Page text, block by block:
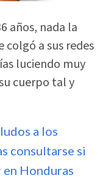
años, nada la
a sus redes
luciendo muy
cuerpo tal y
a los
consultarse si
Honduras